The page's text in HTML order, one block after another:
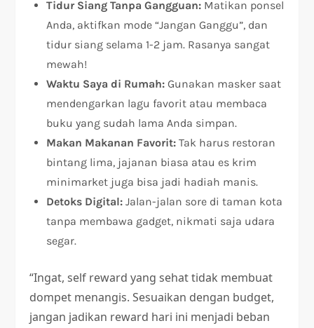
Tidur Siang Tanpa Gangguan: Matikan ponsel
Anda, aktifkan mode “Jangan Ganggu”, dan
tidur siang selama 1-2 jam. Rasanya sangat
mewah!
Waktu Saya di Rumah: Gunakan masker saat
mendengarkan lagu favorit atau membaca
buku yang sudah lama Anda simpan.
Makan Makanan Favorit: Tak harus restoran
bintang lima, jajanan biasa atau es krim
minimarket juga bisa jadi hadiah manis.
Detoks Digital: Jalan-jalan sore di taman kota
tanpa membawa gadget, nikmati saja udara
segar.
“Ingat, self reward yang sehat tidak membuat
dompet menangis. Sesuaikan dengan budget,
jangan jadikan reward hari ini menjadi beban